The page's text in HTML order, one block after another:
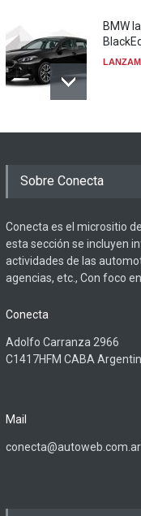
BMW
Sobre Conecta
Conecta es el micrositio
esta sección se incluyen
actividades de las
agencias, etc., Con foco
Conecta
Adolfo Carranza 2966
C1417HFM CABA
Mail
conecta@autoweb.com.ar